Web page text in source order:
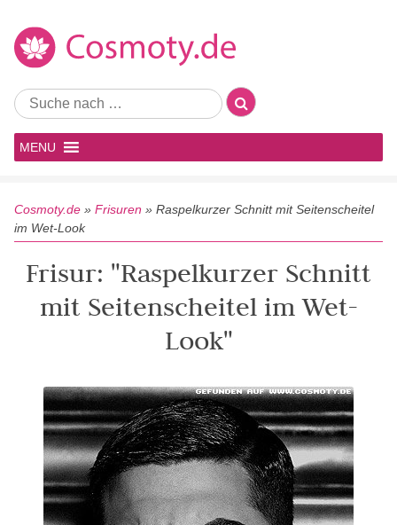
MENU
Cosmoty.de » Frisuren » Raspelkurzer Schnitt mit Seitenscheitel
im Wet-Look
Frisur: "Raspelkurzer Schnitt
mit Seitenscheitel im Wet-
Look"